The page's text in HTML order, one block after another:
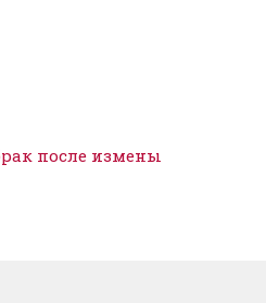
после измены